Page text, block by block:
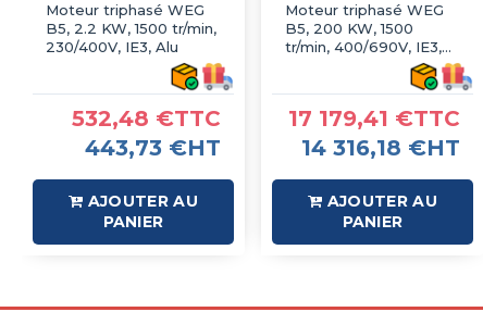
Moteur triphasé WEG
B5, 2.2 KW, 1500 tr/min,
230/400V, IE3, Alu
532,48 €TTC
443,73 €HT
AJOUTER AU
PANIER
Moteur triphasé WEG
B5, 200 KW, 1500
tr/min, 400/690V, IE3,
17 179,41 €TTC
14 316,18 €HT
AJOUTER AU
PANIER